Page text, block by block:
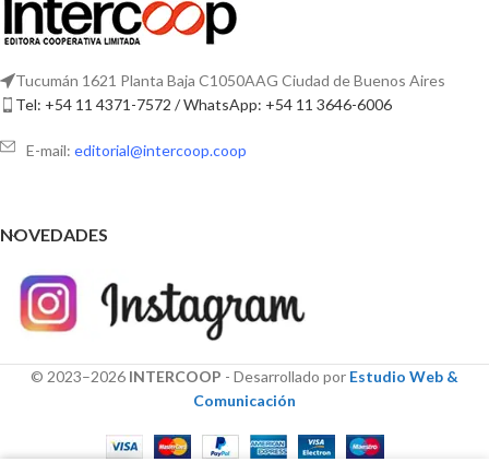
Tucumán 1621 Planta Baja C1050AAG Ciudad de Buenos Aires
Tel: +54 11 4371-7572 / WhatsApp: +54 11 3646-6006
E-mail: editorial@intercoop.coop
NOVEDADES
© 2023–2026 INTERCOOP - Desarrollado por Estudio Web &
Comunicación